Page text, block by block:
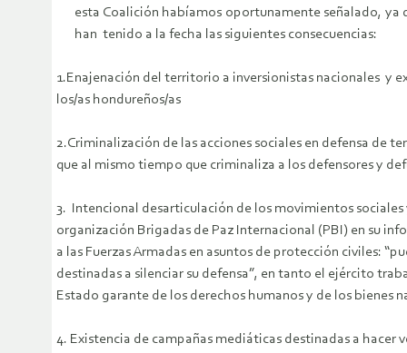
esta Coalición habíamos oportunamente señalado,
han tenido a la fecha las siguientes consecuencias:
1.Enajenación del territorio a inversionistas nacionales y
los/as hondureños/as
2.Criminalización de las acciones sociales en defensa de
que al mismo tiempo que criminaliza a los defensores y
3. Intencional desarticulación de los movimientos
organización Brigadas de Paz Internacional (PBI) en su
a las Fuerzas Armadas en asuntos de protección civiles:
destinadas a silenciar su defensa”, en tanto el ejército
Estado garante de los derechos humanos y de los bienes
4. Existencia de campañas mediáticas destinadas a